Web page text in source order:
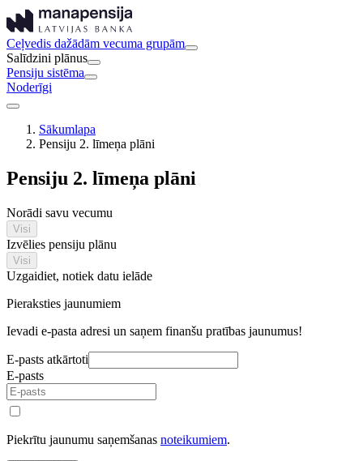
Ceļvedis dažādām vecuma grupām
Salīdzini plānus
Pensiju sistēma
Noderīgi
Sākumlapa
Pensiju 2. līmeņa plāni
Pensiju 2. līmeņa plāni
Norādi savu vecumu
Visi
Izvēlies pensiju plānu
Visi
Uzgaidiet, notiek datu ielāde
Pieraksties jaunumiem
Ievadi e-pasta adresi un saņem finanšu pratības jaunumus!
E-pasts atkārtoti
E-pasts
Piekrītu jaunumu saņemšanas noteikumiem.